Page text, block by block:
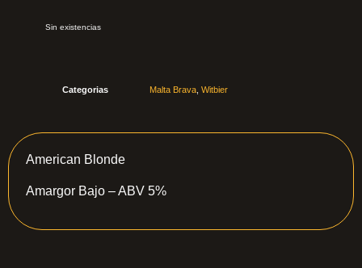
Sin existencias
Categorias Malta Brava Witbier
American Blonde
Amargor Bajo – ABV 5%